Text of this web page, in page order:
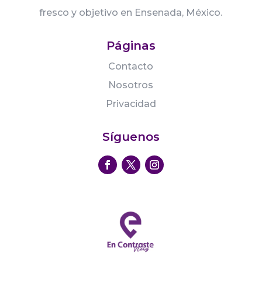
fresco y objetivo en Ensenada, México.
Páginas
Contacto
Nosotros
Privacidad
Síguenos